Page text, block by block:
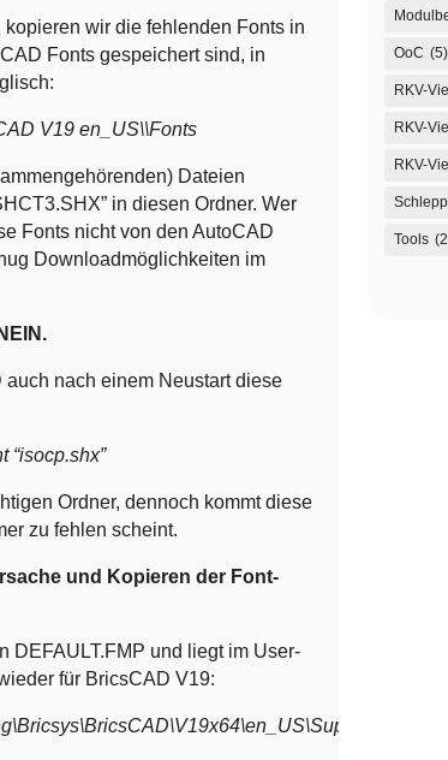
wir die fehlenden Fonts in
Fonts gespeichert sind, in
V19 en_US\\Fonts
Dateien
in diesen Ordner. Wer
Fonts nicht von den AutoCAD
Downloadmöglichkeiten im
nach einem Neustart diese
“isocp.shx”
Ordner, dennoch kommt diese
zu fehlen scheint.
und Kopieren der Font-
DEFAULT.FMP und liegt im User-
für BricsCAD V19:
OoC (5)
RKV-
RKV-
RKV-
Tools